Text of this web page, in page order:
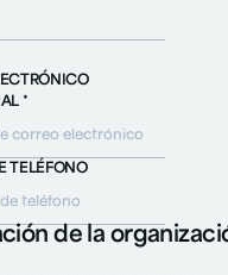
*
TELÉFONO
de la